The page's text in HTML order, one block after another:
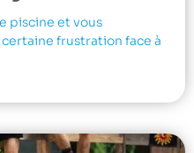
piscine et vous
frustration face à